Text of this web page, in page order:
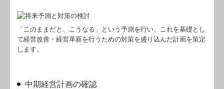
個人情報保護法について
リンク集
「このままだと、こうなる」という予測を行い、これを基礎とし
て経営改善・経営革新を行うための対策を盛り込んだ計画を策定
します。
中期経営計画の確認